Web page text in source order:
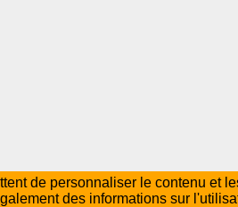
de personnaliser le contenu et
des informations sur